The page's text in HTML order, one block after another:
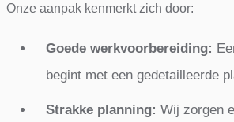
Onze aanpak kenmerkt zich door:
Goede werkvoorbereiding:
begint met een gedetailleerde
Strakke planning: Wij zorgen